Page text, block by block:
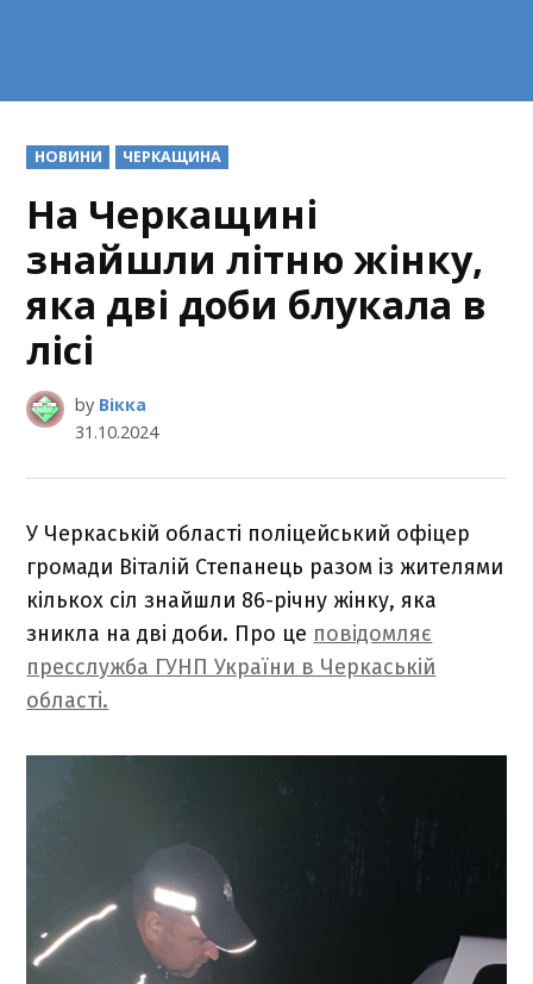
POSTED
IN
НОВИНИ ЧЕРКАЩИНА
На Черкащині
знайшли літню жінку,
яка дві доби блукала в
лісі
by Вікка
31.10.2024
У Черкаській області поліцейський офіцер
громади Віталій Степанець разом із жителями
кількох сіл знайшли 86-річну жінку, яка
зникла на дві доби. Про це повідомляє
пресслужба ГУНП України в Черкаській
області.